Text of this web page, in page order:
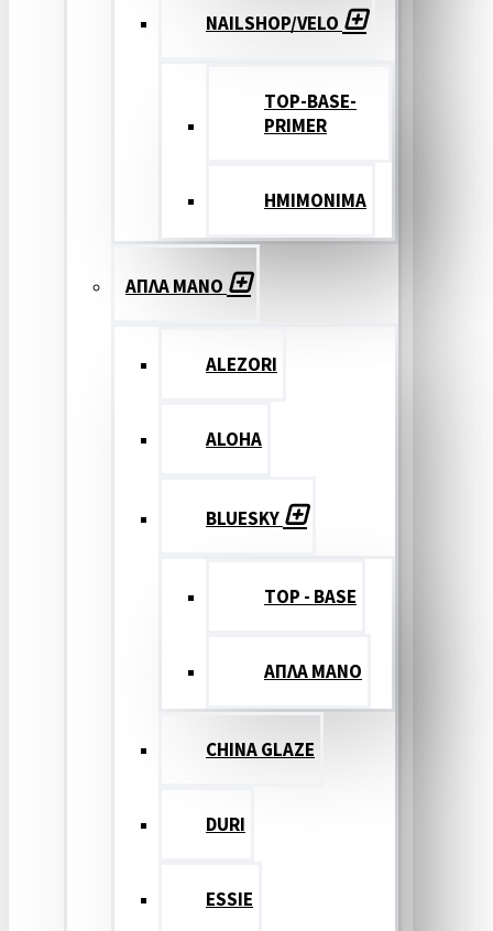
NAILSHOP/VELO
TOP-BASE-
PRIMER
ΗΜΙΜΟΝΙΜΑ
ΑΠΛΑ ΜΑΝΟ
ALEZORI
ALOHA
BLUESKY
TOP - BASE
ΑΠΛΑ ΜΑΝΟ
CHINA GLAZE
DURI
ESSIE